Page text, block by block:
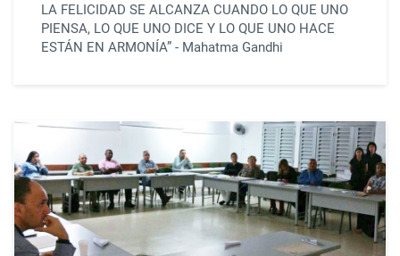
LA FELICIDAD SE ALCANZA CUANDO LO QUE UNO
PIENSA, LO QUE UNO DICE Y LO QUE UNO HACE
ESTÁN EN ARMONÍA” - Mahatma Gandhi